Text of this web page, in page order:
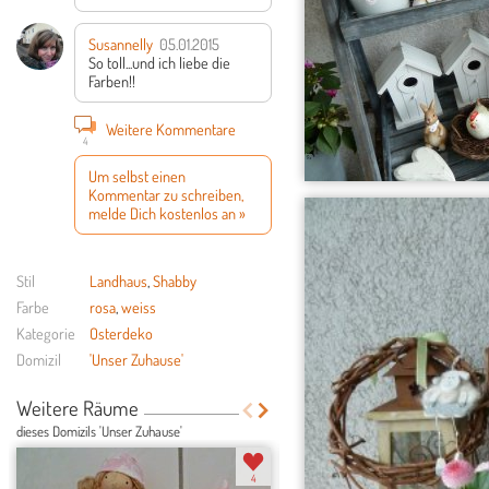
Susannelly 05.01.2015
So toll...und ich liebe die
Farben!!
4
Weitere Kommentare
Um selbst einen
Kommentar zu schreiben,
melde Dich kostenlos an »
Stil Landhaus,Shabby
Farbe
rosa,weiss
Kategorie
Osterdeko
Domizil
'Unser Zuhause'
Weitere Räume
dieses Domizils 'Unser Zuhause'
4